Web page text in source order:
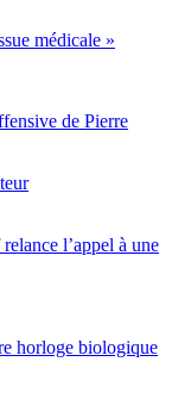
médicale »
de Pierre
l’appel à une
horloge biologique